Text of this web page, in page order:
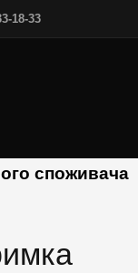
18-33
споживача